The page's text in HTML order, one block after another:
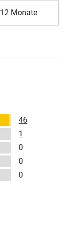
12 Monate
46
1
0
0
0